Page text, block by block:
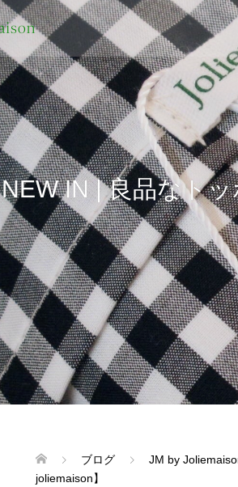
NEW IN | 良品なト
ブログ JM by
joliemaison】